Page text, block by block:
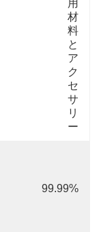
用
材
料
と
ア
ク
セ
サ
リ
ー
99.99%